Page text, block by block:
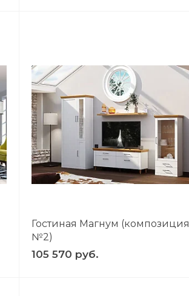
Гостиная Магнум (композиция
№2)
105 570 руб.